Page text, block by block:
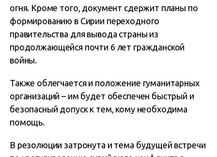
огня. Кроме того, документ сдержит планы по
формированию в Сирии переходного
правительства для вывода страны из
продолжающейся почти 6 лет гражданской
войны.
Также облегчается и положение гуманитарных
организаций – им будет обеспечен быстрый и
безопасный допуск к тем, кому необходима
помощь.
В резолюции затронута и тема будущей встречи